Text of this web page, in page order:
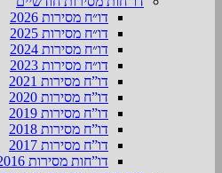
דו״ח מסירות 2026
דו״ח מסירות 2025
דו״ח מסירות 2024
דו״ח מסירות 2023
דו”ח מסירות 2021
דו”ח מסירות 2020
דו”ח מסירות 2019
דו”ח מסירות 2018
דו”ח מסירות 2017
דו”חות מסירות 2016